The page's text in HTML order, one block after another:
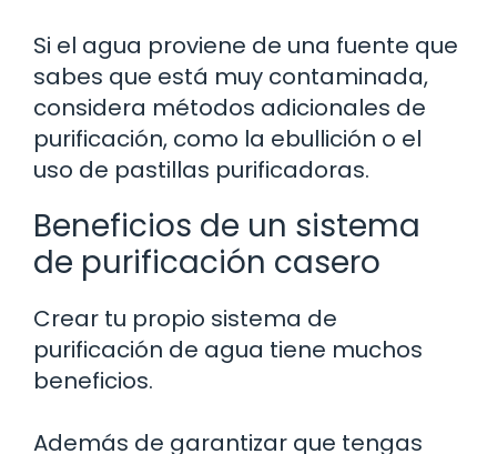
Si el agua proviene de una fuente que
sabes que está muy contaminada,
considera métodos adicionales de
purificación, como la ebullición o el
uso de pastillas purificadoras.
Beneficios de un sistema
de purificación casero
Crear tu propio sistema de
purificación de agua tiene muchos
beneficios.
Además de garantizar que tengas